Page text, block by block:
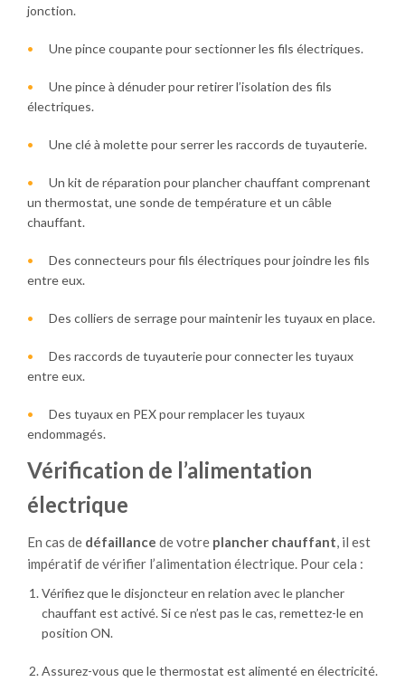
jonction.
Une pince coupante pour sectionner les fils électriques.
Une pince à dénuder pour retirer l’isolation des fils
électriques.
Une clé à molette pour serrer les raccords de tuyauterie.
Un kit de réparation pour plancher chauffant comprenant
un thermostat, une sonde de température et un câble
chauffant.
Des connecteurs pour fils électriques pour joindre les fils
entre eux.
Des colliers de serrage pour maintenir les tuyaux en place.
Des raccords de tuyauterie pour connecter les tuyaux
entre eux.
Des tuyaux en PEX pour remplacer les tuyaux
endommagés.
Vérification de l’alimentation
électrique
En cas de défaillance de votre plancher chauffant, il est
impératif de vérifier l’alimentation électrique. Pour cela :
Vérifiez que le disjoncteur en relation avec le plancher
chauffant est activé. Si ce n’est pas le cas, remettez-le en
position ON.
Assurez-vous que le thermostat est alimenté en électricité.